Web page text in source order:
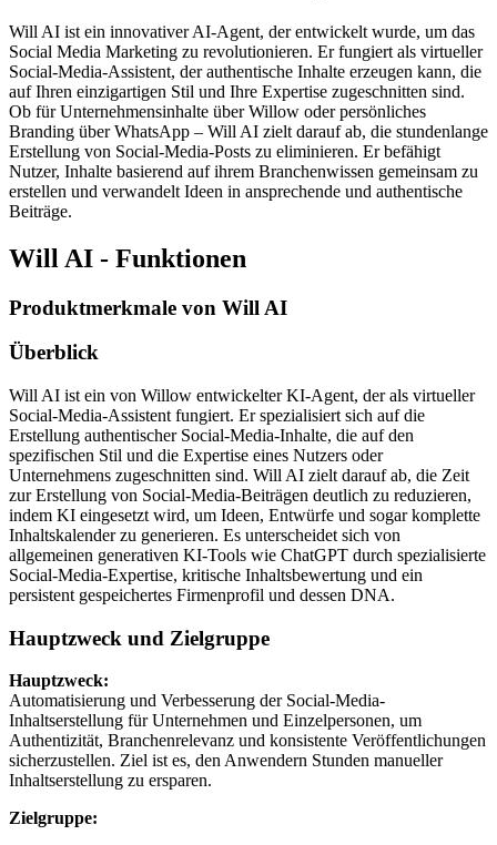
Will AI ist ein innovativer AI-Agent, der entwickelt wurde, um das
Social Media Marketing zu revolutionieren. Er fungiert als virtueller
Social-Media-Assistent, der authentische Inhalte erzeugen kann, die
auf Ihren einzigartigen Stil und Ihre Expertise zugeschnitten sind.
Ob für Unternehmensinhalte über Willow oder persönliches
Branding über WhatsApp – Will AI zielt darauf ab, die stundenlange
Erstellung von Social-Media-Posts zu eliminieren. Er befähigt
Nutzer, Inhalte basierend auf ihrem Branchenwissen gemeinsam zu
erstellen und verwandelt Ideen in ansprechende und authentische
Beiträge.
Will AI - Funktionen
Produktmerkmale von Will AI
Überblick
Will AI ist ein von Willow entwickelter KI-Agent, der als virtueller
Social-Media-Assistent fungiert. Er spezialisiert sich auf die
Erstellung authentischer Social-Media-Inhalte, die auf den
spezifischen Stil und die Expertise eines Nutzers oder
Unternehmens zugeschnitten sind. Will AI zielt darauf ab, die Zeit
zur Erstellung von Social-Media-Beiträgen deutlich zu reduzieren,
indem KI eingesetzt wird, um Ideen, Entwürfe und sogar komplette
Inhaltskalender zu generieren. Es unterscheidet sich von
allgemeinen generativen KI-Tools wie ChatGPT durch spezialisierte
Social-Media-Expertise, kritische Inhaltsbewertung und ein
persistent gespeichertes Firmenprofil und dessen DNA.
Hauptzweck und Zielgruppe
Hauptzweck:
Automatisierung und Verbesserung der Social-Media-
Inhaltserstellung für Unternehmen und Einzelpersonen, um
Authentizität, Branchenrelevanz und konsistente Veröffentlichungen
sicherzustellen. Ziel ist es, den Anwendern Stunden manueller
Inhaltserstellung zu ersparen.
Zielgruppe: